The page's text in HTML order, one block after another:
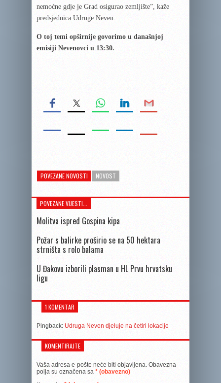
nemoćne gdje je Grad osigurao zemljište”, kaže
predsjednica Udruge Neven.
O toj temi opširnije govorimo u današnjoj
emisiji Nevenovci u 13:30.
POVEZANE NOVOSTI NOVOST
POVEZANE VIJESTI...
Molitva ispred Gospina kipa
Požar s balirke proširio se na 50 hektara
strništa s rolo balama
U Đakovu izborili plasman u HL Prvu hrvatsku
ligu
1 KOMENTAR
Pingback: Udruga Neven djeluje na četiri lokacije
KOMENTIRAJTE
Vaša adresa e-pošte neće biti objavljena. Obavezna
polja su označena sa * (obavezno)